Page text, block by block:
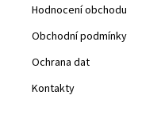
Hodnocení obchodu
Obchodní podmínky
Ochrana dat
Kontakty